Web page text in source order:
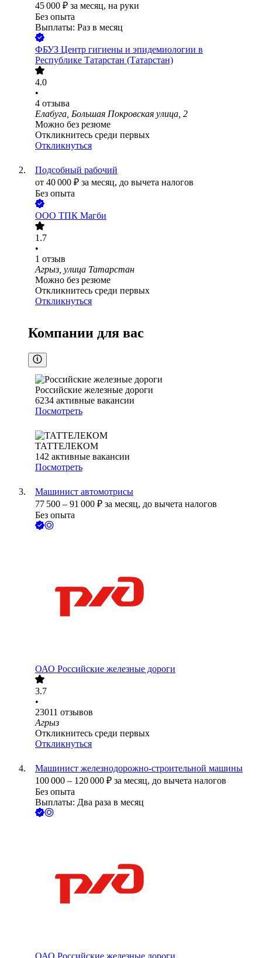
45 000 ₽ за месяц, на руки
Без опыта
Выплаты: Раз в месяц
ФБУЗ Центр гигиены и эпидемиологии в
Республике Татарстан (Татарстан)
4.0
•
4 отзыва
Елабуга, Большая Покровская улица, 2
Можно без резюме
Откликнитесь среди первых
Откликнуться
Подсобный рабочий
от 40 000 ₽ за месяц, до вычета налогов
Без опыта
ООО ТПК Магби
1.7
•
1 отзыв
Агрыз, улица Татарстан
Можно без резюме
Откликнитесь среди первых
Откликнуться
Компании для вас
Российские железные дороги
6234 активные вакансии
Посмотреть
ТАТТЕЛЕКОМ
142 активные вакансии
Посмотреть
Машинист автомотрисы
77 500 – 91 000 ₽ за месяц, до вычета налогов
Без опыта
ОАО Российские железные дороги
3.7
•
23011 отзывов
Агрыз
Откликнитесь среди первых
Откликнуться
Машинист железнодорожно-строительной машины
100 000 – 120 000 ₽ за месяц, до вычета налогов
Без опыта
Выплаты: Два раза в месяц